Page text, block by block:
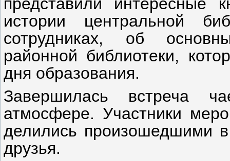
представили интересные
истории центральной
сотрудниках, об
районной библиотеки,
дня образования.
Завершилась встреча
атмосфере. Участники
делились произошедшими
друзья.